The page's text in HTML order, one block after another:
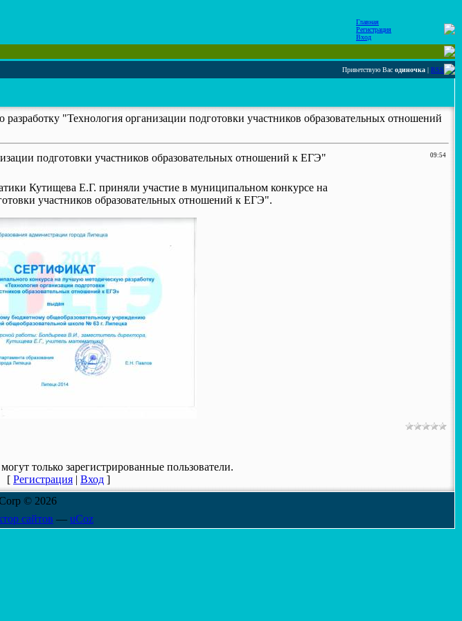
Главная
Регистрация
Вход
Приветствую Вас одиночка | RSS
"Технология организации подготовки участников образовательных отношений
09:54
подготовки участников образовательных отношений к ЕГЭ"
Кутищева Е.Г. приняли участие в муниципальном конкурсе на
участников образовательных отношений к ЕГЭ".
только зарегистрированные пользователи.
[ Регистрация | Вход ]
© 2026
сайтов — uCoz